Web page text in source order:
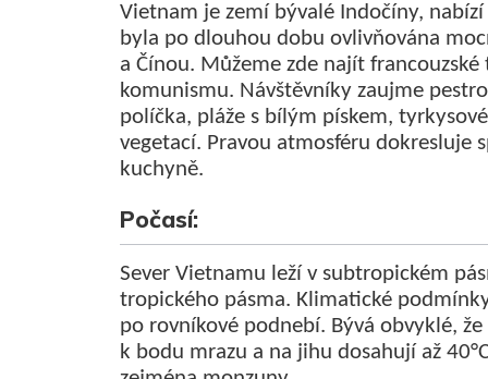
Vietnam je zemí bývalé Indočíny,
byla po dlouhou dobu ovlivňována
a Čínou. Můžeme zde najít
komunismu. Návštěvníky zaujme
políčka, pláže s bílým pískem,
vegetací. Pravou atmosféru dokresluje
kuchyně.
Počasí:
Sever Vietnamu leží v subtropickém
tropického pásma. Klimatické
po rovníkové podnebí. Bývá obvyklé,
k bodu mrazu a na jihu dosahují až